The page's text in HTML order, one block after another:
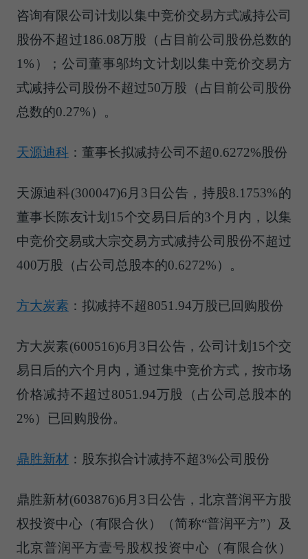
咨询有限公司计划以集中竞价交易方式减持公司
股份不超过186.08万股（占目前公司股份总数的
1%）；公司董事邬均文计划以集中竞价交易方
式减持公司股份不超过50万股（占目前公司股份
总数的0.27%）。
天源迪科 ：董事长拟减持公司不超0.6272%股份
天源迪科(300047)6月3日公告，持股8.1753%的
董事长陈友计划15个交易日后的3个月内，以集
中竞价交易或大宗交易方式减持公司股份不超过
400万股（占公司总股本的0.6272%）。
方大炭素 ：拟减持不超8051.94万股已回购股份
方大炭素(600516)6月3日公告，公司计划15个交
易日后的六个月内，通过集中竞价方式，按市场
价格减持不超过8051.94万股（占公司总股本的
2%）已回购股份。
鼎胜新材：股东拟合计减持不超3%公司股份
鼎胜新材(603876)6月3日公告，北京普润平方股
权投资中心（有限合伙）（简称“普润平方”）及
北京普润平方壹号股权投资中心（有限合伙）